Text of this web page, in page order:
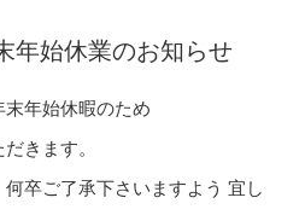
年始休業のお知らせ
年始休暇のため
きます。
卒ご了承下さいますよう 宜し